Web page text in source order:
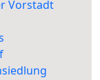
Vorstadt